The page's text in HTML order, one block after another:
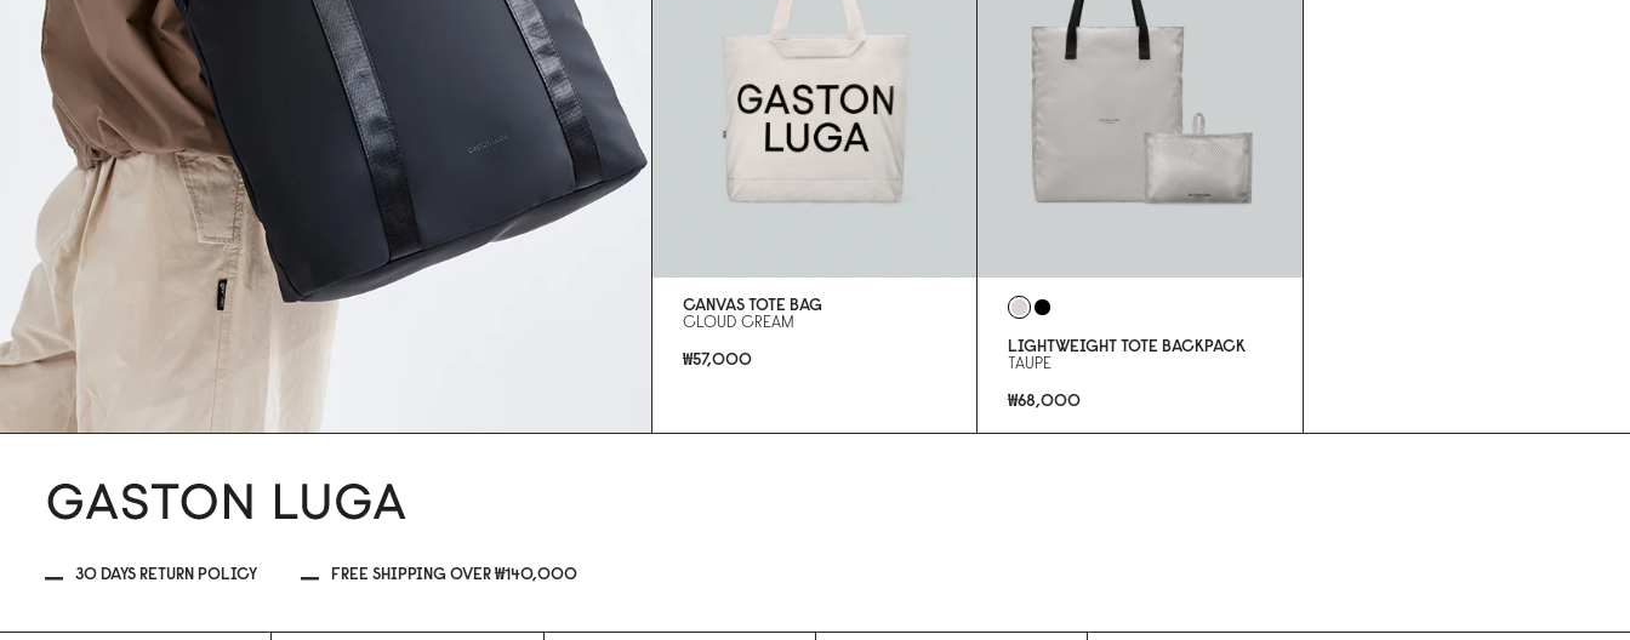
CANVAS TOTE BAG
CLOUD CREAM
₩57,000
LIGHTWEIGHT TOTE BACKPACK
TAUPE
₩68,000
30 DAYS RETURN POLICY FREE SHIPPING OVER ₩140,000